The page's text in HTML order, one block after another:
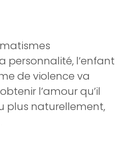
personnalité, l’enfant
de violence va
l’amour qu’il
plus naturellement,